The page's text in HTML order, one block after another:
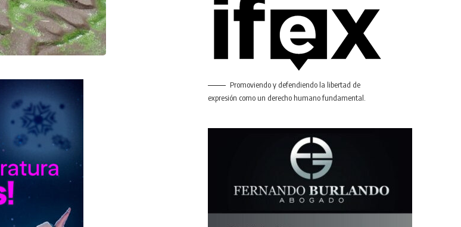
Promoviendo y defendiendo la libertad de
expresión como un derecho humano fundamental.